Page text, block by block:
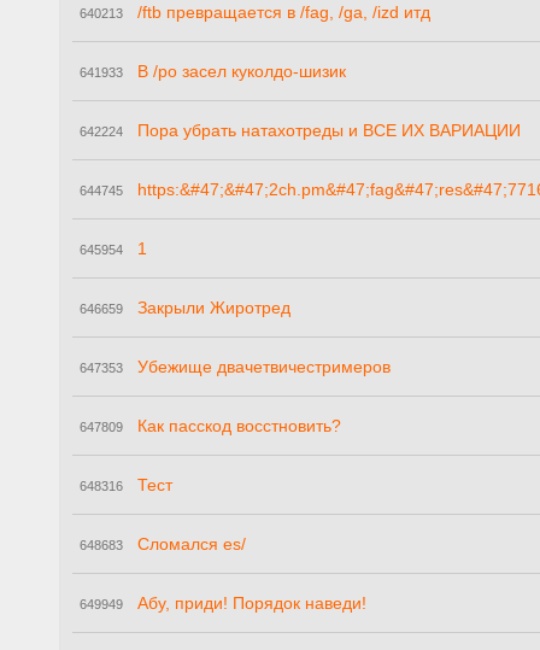
640213 /ftb превращается в /fag, /ga, /izd итд
641933 В /po засел куколдо-шизик
642224 Пора убрать натахотреды и ВСЕ ИХ ВАРИАЦИИ
644745
645954 1
646659 Закрыли Жиротред
647353 Убежище двачетвичестримеров
647809 Как пасскод восстновить?
648316 Тест
648683 Сломался es/
649949 Абу, приди! Порядок наведи!